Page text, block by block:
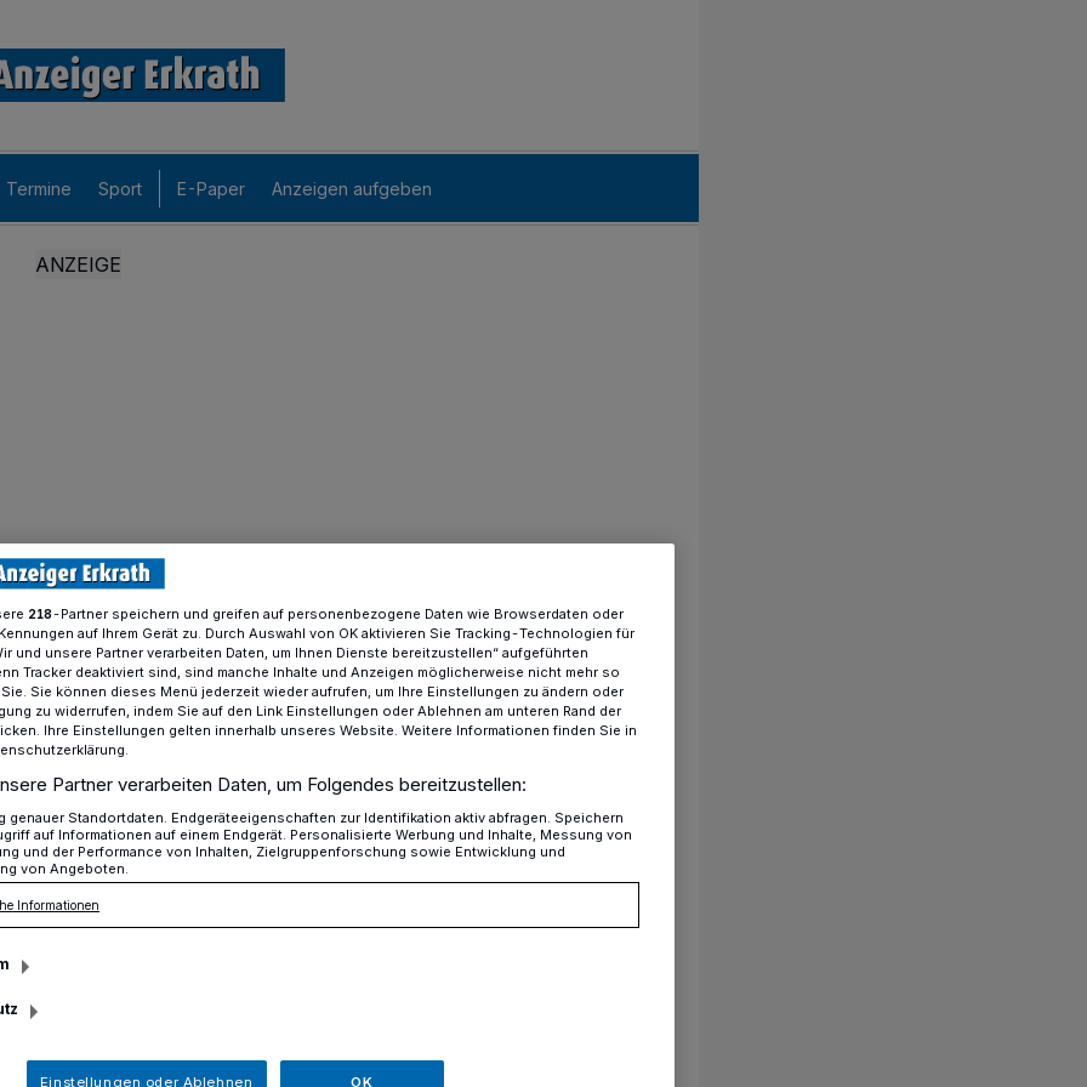
Termine Sport E-Paper Anzeigen aufgeben
Stadtrat beschließt vollständigen Neubau der zerstörten Schulen
und Betonkörper verhindern Teillösung
Neubau der
28. Januar hat der Erkrather
Neubau der durch ein Feuer
Rankestraße in Hochdahl
218-Partner speichern und greifen auf personenbezogene Daten wie Browserdaten oder
auf Ihrem Gerät zu. Durch Auswahl von OK aktivieren Sie Tracking-Technologien für
und unsere Partner verarbeiten Daten, um Ihnen Dienste bereitzustellen“ aufgeführten
Tracker deaktiviert sind, sind manche Inhalte und Anzeigen möglicherweise nicht mehr so
Sie können dieses Menü jederzeit wieder aufrufen, um Ihre Einstellungen zu ändern oder
zu widerrufen, indem Sie auf den Link Einstellungen oder Ablehnen am unteren Rand der
Ihre Einstellungen gelten innerhalb unseres Website. Weitere Informationen finden Sie in
Partner verarbeiten Daten, um Folgendes bereitzustellen:
genauer Standortdaten. Endgeräteeigenschaften zur Identifikation aktiv abfragen. Speichern
auf Informationen auf einem Endgerät. Personalisierte Werbung und Inhalte, Messung von
und der Performance von Inhalten, Zielgruppenforschung sowie Entwicklung und
von Angeboten.
Informationen
Einstellungen oder Ablehnen OK